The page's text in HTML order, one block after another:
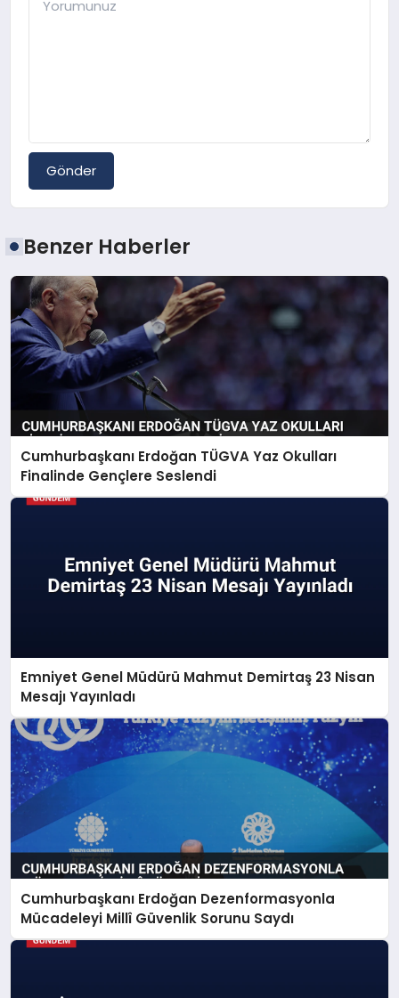
Gönder
Benzer Haberler
Cumhurbaşkanı Erdoğan TÜGVA Yaz Okulları
Finalinde Gençlere Seslendi
Emniyet Genel Müdürü Mahmut Demirtaş 23 Nisan
Mesajı Yayınladı
Cumhurbaşkanı Erdoğan Dezenformasyonla
Mücadeleyi Millî Güvenlik Sorunu Saydı